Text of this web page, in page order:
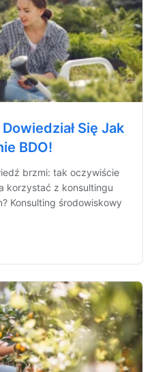
Się Jak
BDO!
brzmi: tak oczywiście
korzystać z konsultingu
Konsulting środowiskowy